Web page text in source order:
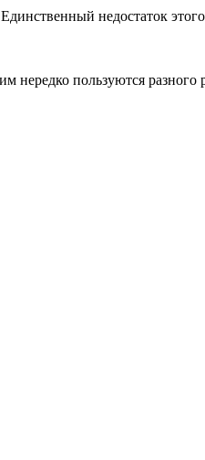
недостаток
нередко пользуются